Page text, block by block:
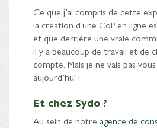
Ce que j’ai compris de cette
la création d’une CoP en ligne
et que derrière une vraie
il y a beaucoup de travail et de
compte. Mais je ne vais pas
aujourd’hui !
Et chez Sydo ?
Au sein de notre agence de